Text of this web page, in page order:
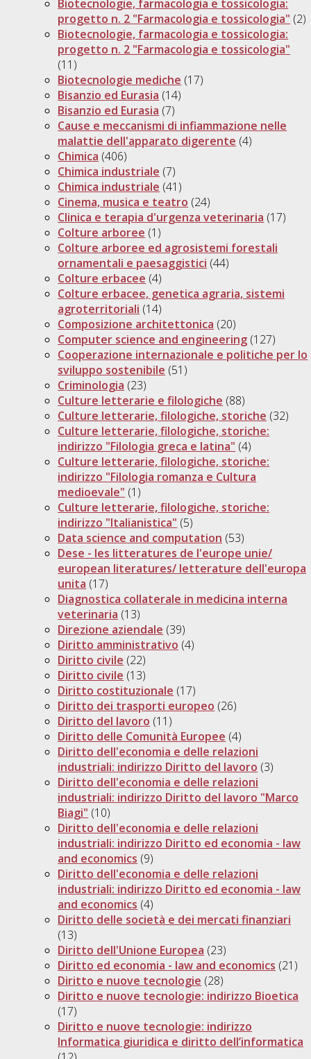
Biotecnologie, farmacologia e tossicologia:
progetto n. 2 "Farmacologia e tossicologia" (2)
Biotecnologie, farmacologia e tossicologia:
progetto n. 2 "Farmacologia e tossicologia"
(11)
Biotecnologie mediche (17)
Bisanzio ed Eurasia (14)
Bisanzio ed Eurasia (7)
Cause e meccanismi di infiammazione nelle
malattie dell'apparato digerente (4)
Chimica (406)
Chimica industriale (7)
Chimica industriale (41)
Cinema, musica e teatro (24)
Clinica e terapia d'urgenza veterinaria (17)
Colture arboree (1)
Colture arboree ed agrosistemi forestali
ornamentali e paesaggistici (44)
Colture erbacee (4)
Colture erbacee, genetica agraria, sistemi
agroterritoriali (14)
Composizione architettonica (20)
Computer science and engineering (127)
Cooperazione internazionale e politiche per lo
sviluppo sostenibile (51)
Criminologia (23)
Culture letterarie e filologiche (88)
Culture letterarie, filologiche, storiche (32)
Culture letterarie, filologiche, storiche:
indirizzo "Filologia greca e latina" (4)
Culture letterarie, filologiche, storiche:
indirizzo "Filologia romanza e Cultura
medioevale" (1)
Culture letterarie, filologiche, storiche:
indirizzo "Italianistica" (5)
Data science and computation (53)
Dese - les litteratures de l'europe unie/
european literatures/ letterature dell'europa
unita (17)
Diagnostica collaterale in medicina interna
veterinaria (13)
Direzione aziendale (39)
Diritto amministrativo (4)
Diritto civile (22)
Diritto civile (13)
Diritto costituzionale (17)
Diritto dei trasporti europeo (26)
Diritto del lavoro (11)
Diritto delle Comunità Europee (4)
Diritto dell'economia e delle relazioni
industriali: indirizzo Diritto del lavoro (3)
Diritto dell'economia e delle relazioni
industriali: indirizzo Diritto del lavoro "Marco
Biagi" (10)
Diritto dell'economia e delle relazioni
industriali: indirizzo Diritto ed economia - law
and economics (9)
Diritto dell'economia e delle relazioni
industriali: indirizzo Diritto ed economia - law
and economics (4)
Diritto delle società e dei mercati finanziari
(13)
Diritto dell'Unione Europea (23)
Diritto ed economia - law and economics (21)
Diritto e nuove tecnologie (28)
Diritto e nuove tecnologie: indirizzo Bioetica
(17)
Diritto e nuove tecnologie: indirizzo
Informatica giuridica e diritto dell’informatica